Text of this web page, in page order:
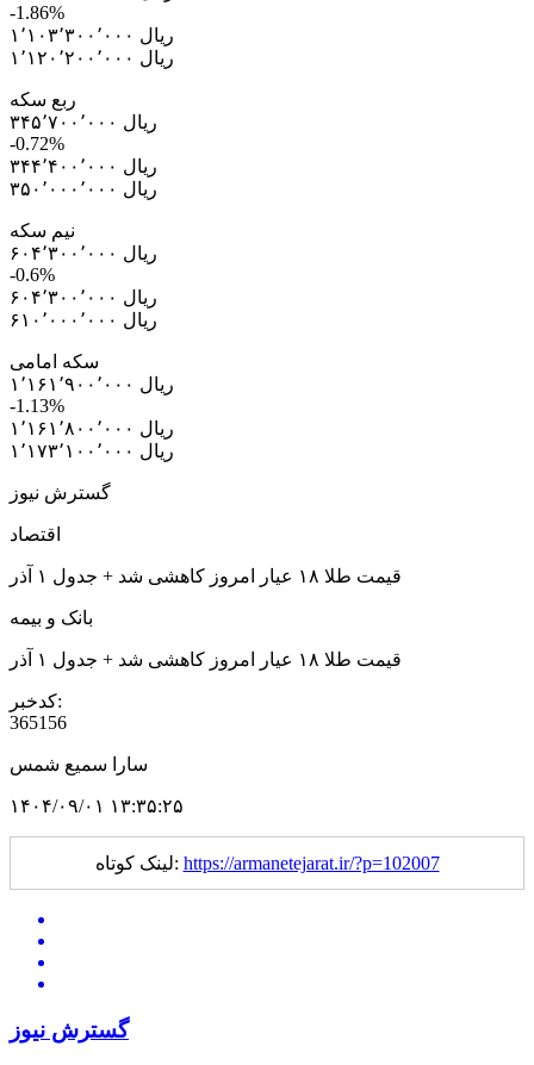
-1.86%
۱٬۱۰۳٬۳۰۰٬۰۰۰ ریال
۱٬۱۲۰٬۲۰۰٬۰۰۰ ریال
ربع سکه
۳۴۵٬۷۰۰٬۰۰۰ ریال
-0.72%
۳۴۴٬۴۰۰٬۰۰۰ ریال
۳۵۰٬۰۰۰٬۰۰۰ ریال
نیم سکه
۶۰۴٬۳۰۰٬۰۰۰ ریال
-0.6%
۶۰۴٬۳۰۰٬۰۰۰ ریال
۶۱۰٬۰۰۰٬۰۰۰ ریال
سکه امامی
۱٬۱۶۱٬۹۰۰٬۰۰۰ ریال
-1.13%
۱٬۱۶۱٬۸۰۰٬۰۰۰ ریال
۱٬۱۷۳٬۱۰۰٬۰۰۰ ریال
گسترش نیوز
اقتصاد
قیمت طلا ۱۸ عیار امروز کاهشی شد + جدول ۱ آذر
بانک و بیمه
قیمت طلا ۱۸ عیار امروز کاهشی شد + جدول ۱ آذر
کدخبر:
365156
سارا سمیع شمس
۱۴۰۴/۰۹/۰۱ ۱۳:۳۵:۲۵
لینک کوتاه: https://armanetejarat.ir/?p=102007
گسترش نیوز